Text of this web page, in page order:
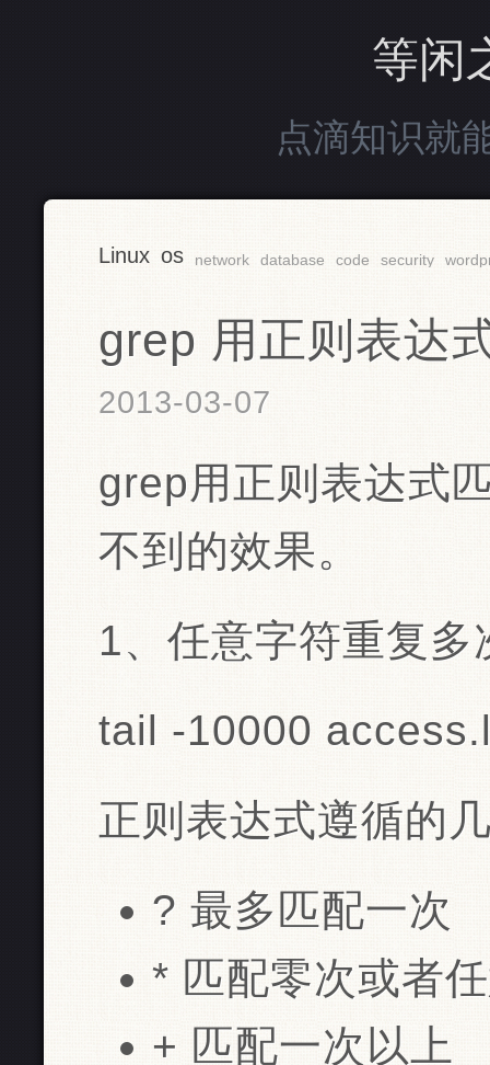
等闲
点滴知识就
Linux os network database code security
grep 用正则表达
2013-03-07
grep用正则表达式
不到的效果。
1、任意字符重复多
tail -10000
正则表达式遵循的
? 最多匹配一次
* 匹配零次或者
+ 匹配一次以上